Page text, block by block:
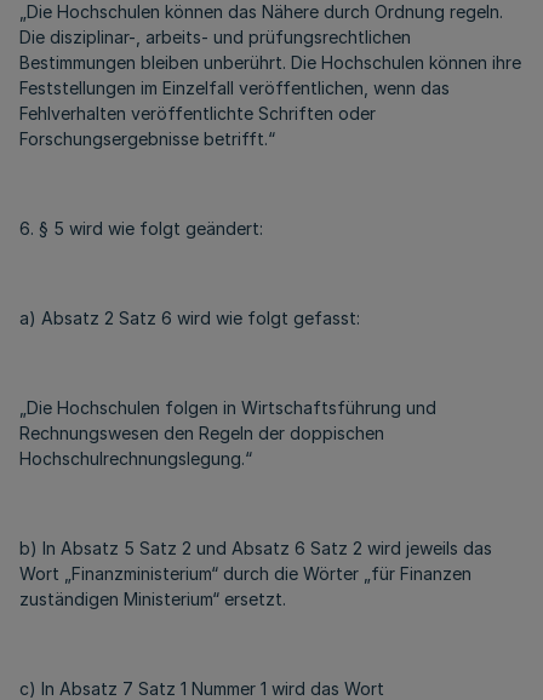
„Die Hochschulen können das Nähere durch Ordnung regeln.
Die disziplinar-, arbeits- und prüfungsrechtlichen
Bestimmungen bleiben unberührt. Die Hochschulen können ihre
Feststellungen im Einzelfall veröffentlichen, wenn das
Fehlverhalten veröffentlichte Schriften oder
Forschungsergebnisse betrifft.“
6. § 5 wird wie folgt geändert:
a) Absatz 2 Satz 6 wird wie folgt gefasst:
„Die Hochschulen folgen in Wirtschaftsführung und
Rechnungswesen den Regeln der doppischen
Hochschulrechnungslegung.“
b) In Absatz 5 Satz 2 und Absatz 6 Satz 2 wird jeweils das
Wort „Finanzministerium“ durch die Wörter „für Finanzen
zuständigen Ministerium“ ersetzt.
c) In Absatz 7 Satz 1 Nummer 1 wird das Wort